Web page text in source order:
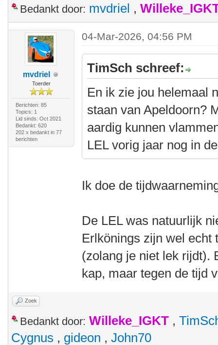
Bedankt door: mvdriel ,
mvdriel
Toerder
Berichten: 85
Topics: 1
Lid sinds: Oct 2021
Bedankt: 620
202 x bedankt in 77
berichten
04-Mar-2026, 04:56 PM
TimSch schreef:
En ik zie jou helemaal
staan van Apeldoorn?
aardig kunnen
LEL vorig jaar nog in
Ik doe de
De LEL was natuurlijk
Erlkönings zijn wel echt
(zolang je niet lek rijdt).
kap, maar tegen de tijd
Zoek
Bedankt door: Willeke_IGKT ,
Cygnus , gideon , John70